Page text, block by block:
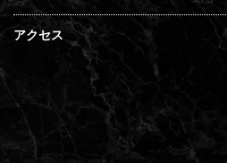
アクセス